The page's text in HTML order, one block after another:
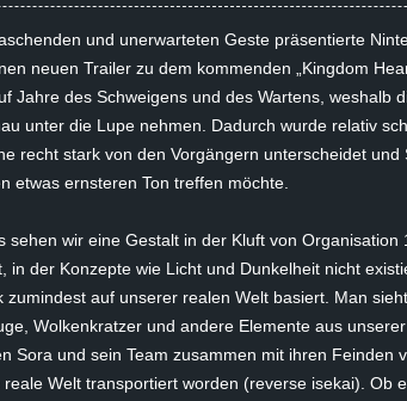
und unerwarteten Geste präsentierte
neuen Trailer zu dem kommenden „Kingdom
Jahre des Schweigens und des Wartens, weshalb
unter die Lupe nehmen. Dadurch wurde relativ
recht stark von den Vorgängern unterscheidet und
etwas ernsteren Ton treffen möchte.
sehen wir eine Gestalt in der Kluft von Organisation
in der Konzepte wie Licht und Dunkelheit nicht
zumindest auf unserer realen Welt basiert. Man
Wolkenkratzer und andere Elemente aus
Sora und sein Team zusammen mit ihren Feinden
Welt transportiert worden (reverse isekai). Ob